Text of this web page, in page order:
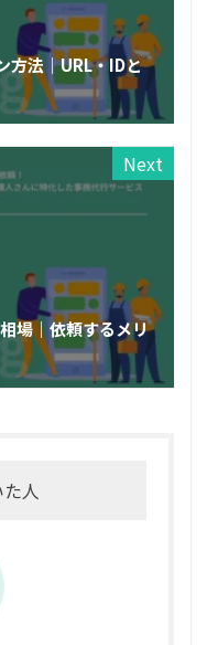
方法｜URL・IDと
Next
場｜依頼するメリ
人